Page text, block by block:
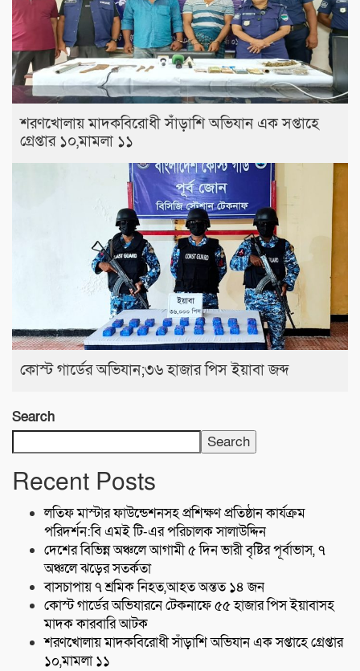
শরণখোলায় মাদকবিরোধী সাঁড়াশি অভিযান এক সপ্তাহে
গ্রেপ্তার ১০,মামলা ১১
কোস্ট গার্ডের অভিযান;৩৬ হাজার পিস ইয়াবা জব্দ
Search
Search
Recent Posts
লতিফ মাস্টার ফাউন্ডেশনসহ প্রশিক্ষণ প্রতিষ্ঠান কার্যক্রম
পরিদর্শন:বি এমই টি-এর পরিচালক সালাউদ্দিন
দেশের বিভিন্ন অঞ্চলে আগামী ৫ দিন ভারী বৃষ্টির পূর্বাভাস, ৭
অঞ্চলে ঝড়ের সতর্কতা
বাসচাপায় ৭ শ্রমিক নিহত,আহত অন্তত ১৪ জন
কোস্ট গার্ডের অভিযারনে টেকনাফে ৫৫ হাজার পিস ইয়াবাসহ
মাদক কারবারি আটক
শরণখোলায় মাদকবিরোধী সাঁড়াশি অভিযান এক সপ্তাহে গ্রেপ্তার
১০,মামলা ১১